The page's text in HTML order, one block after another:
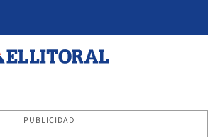
PUBLICIDAD